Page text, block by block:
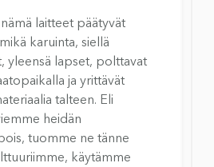
laitteet päätyvät
karuinta, siellä
yleensä lapset, polttavat
ja yrittävät
talteen. Eli
heidän
tuomme ne tänne
käytämme